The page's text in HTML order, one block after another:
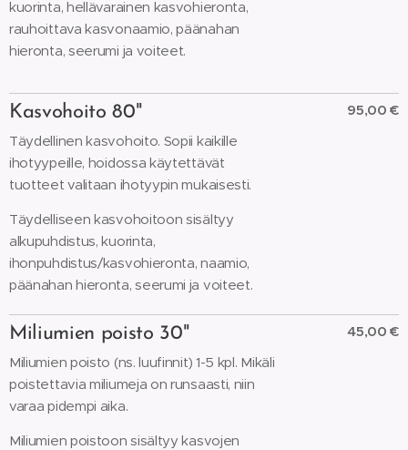
kuorinta, hellävarainen kasvohieronta,
rauhoittava kasvonaamio, päänahan
hieronta, seerumi ja voiteet.
Kasvohoito 80"
Täydellinen kasvohoito. Sopii kaikille
ihotyypeille, hoidossa käytettävät
tuotteet valitaan ihotyypin mukaisesti.
Täydelliseen kasvohoitoon sisältyy
alkupuhdistus, kuorinta,
ihonpuhdistus/kasvohieronta, naamio,
päänahan hieronta, seerumi ja voiteet.
95,00 €
Miliumien poisto 30"
Miliumien poisto (ns. luufinnit) 1-5 kpl. Mikäli
poistettavia miliumeja on runsaasti, niin
varaa pidempi aika.
Miliumien poistoon sisältyy kasvojen
45,00 €